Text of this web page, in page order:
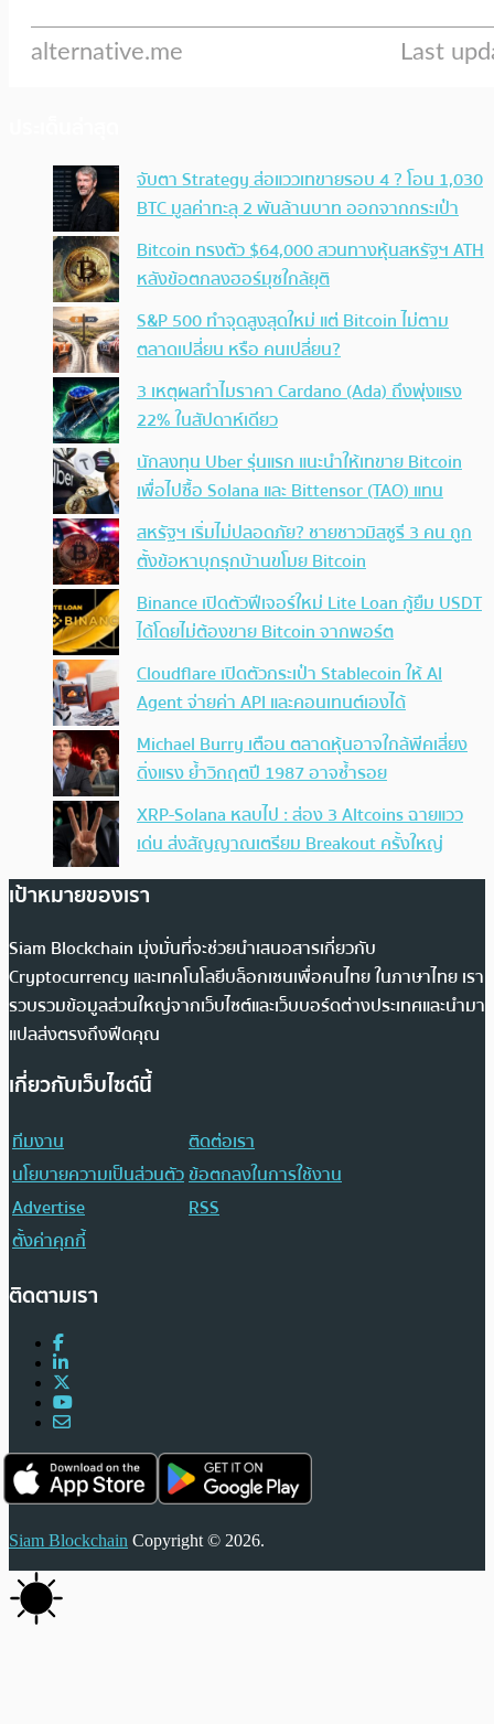
จับตา Strategy ส่อแววเทขายรอบ 4 ? โอน 1,030
BTC มูลค่าทะลุ 2 พันล้านบาท ออกจากกระเป๋า
Bitcoin ทรงตัว $64,000 สวนทางหุ้นสหรัฐฯ ATH
หลังข้อตกลงฮอร์มุซใกล้ยุติ
S&P 500 ทำจุดสูงสุดใหม่ แต่ Bitcoin ไม่ตาม
ตลาดเปลี่ยน หรือ คนเปลี่ยน?
3 เหตุผลทำไมราคา Cardano (Ada) ถึงพุ่งแรง
22% ในสัปดาห์เดียว
นักลงทุน Uber รุ่นแรก แนะนำให้เทขาย Bitcoin
เพื่อไปซื้อ Solana และ Bittensor (TAO) แทน
สหรัฐฯ เริ่มไม่ปลอดภัย? ชายชาวมิสซูรี 3 คน ถูก
ตั้งข้อหาบุกรุกบ้านขโมย Bitcoin
Binance เปิดตัวฟีเจอร์ใหม่ Lite Loan กู้ยืม USDT
ได้โดยไม่ต้องขาย Bitcoin จากพอร์ต
Cloudflare เปิดตัวกระเป๋า Stablecoin ให้ AI
Agent จ่ายค่า API และคอนเทนต์เองได้
Michael Burry เตือน ตลาดหุ้นอาจใกล้พีคเสี่ยง
ดิ่งแรง ย้ำวิกฤตปี 1987 อาจซ้ำรอย
XRP-Solana หลบไป : ส่อง 3 Altcoins ฉายแวว
เด่น ส่งสัญญาณเตรียม Breakout ครั้งใหญ่
เป้าหมายของเรา
Siam Blockchain มุ่งมั่นที่จะช่วยนำเสนอสารเกี่ยวกับ
Cryptocurrency และเทคโนโลยีบล็อกเชนเพื่อคนไทย ในภาษาไทย เรา
รวบรวมข้อมูลส่วนใหญ่จากเว็บไซต์และเว็บบอร์ดต่างประเทศและนำมา
แปลส่งตรงถึงฟีดคุณ
เกี่ยวกับเว็บไซต์นี้
ทีมงาน
ติดต่อเรา
นโยบายความเป็นส่วนตัวข้อตกลงในการใช้งาน
Advertise
RSS
ตั้งค่าคุกกี้
ติดตามเรา
Siam Blockchain Copyright © 2026.